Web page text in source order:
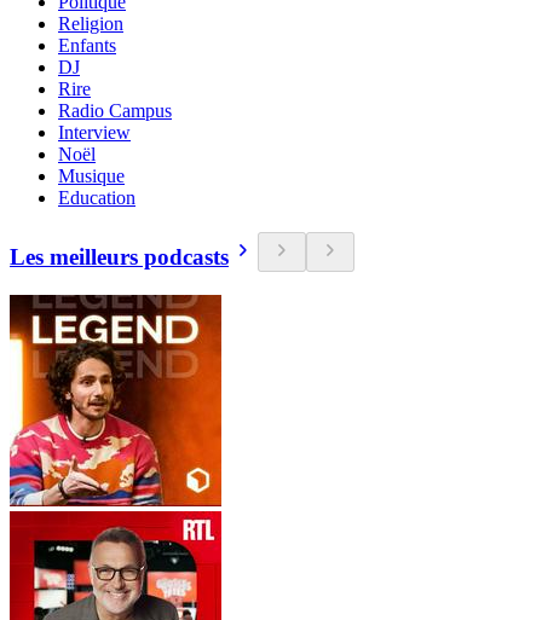
Religion
Enfants
DJ
Rire
Radio Campus
Interview
Noël
Musique
Education
Les meilleurs podcasts